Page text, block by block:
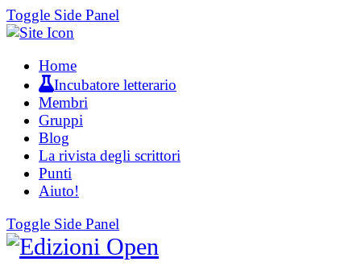
Toggle Side Panel
Home
Incubatore letterario
Membri
Gruppi
Blog
La rivista degli scrittori
Punti
Aiuto!
Toggle Side Panel